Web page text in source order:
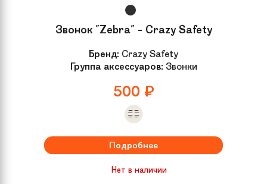
Звонок "Zebra" - Crazy Safety
Бренд: Crazy Safety
Группа аксессуаров: Звонки
500 ₽
Подробнее
Нет в наличии